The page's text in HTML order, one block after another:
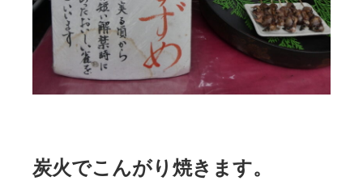
炭火でこんがり焼きます。